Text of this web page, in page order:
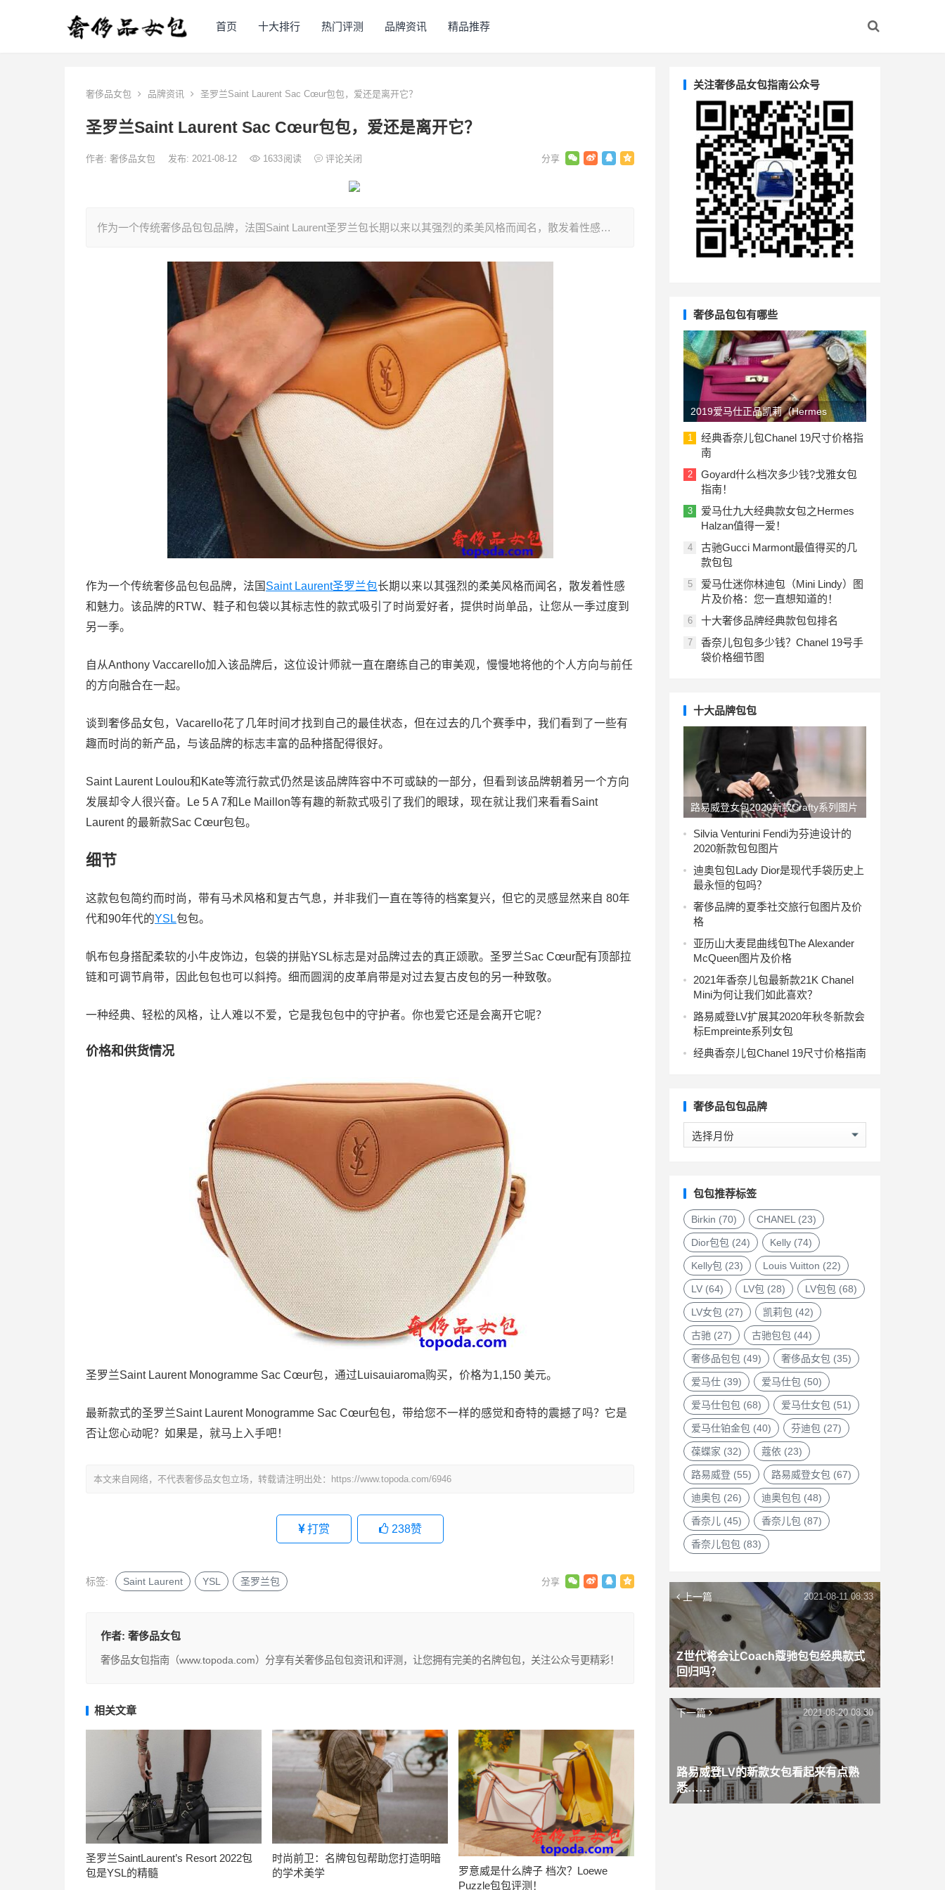
首页 十大排行 热门评测 品牌资讯 精品推荐
奢侈品女包 品牌资讯 圣罗兰Saint Laurent Sac Cœur包包，爱还是离开它？
圣罗兰Saint Laurent Sac Cœur包包，爱还是离开它？
作者: 奢侈品女包 发布: 2021-08-12 1633阅读 评论关闭
作为一个传统奢侈品包包品牌，法国Saint Laurent圣罗兰包长期以来以其强烈的柔美风格而闻名，散发着性感…
作为一个传统奢侈品包包品牌，法国 Saint Laurent圣罗兰包长期以来以其强烈的柔美风格而闻名，散发着性感
和魅力。该品牌的RTW、鞋子和包袋以其标志性的款式吸引了时尚爱好者，提供时尚单品，让您从一季过度到
另一季。
自从Anthony Vaccarello加入该品牌后，这位设计师就一直在磨练自己的审美观，慢慢地将他的个人方向与前任
的方向融合在一起。
谈到奢侈品女包，Vacarello花了几年时间才找到自己的最佳状态，但在过去的几个赛季中，我们看到了一些有
趣而时尚的新产品，与该品牌的标志丰富的品种搭配得很好。
Saint Laurent Loulou和Kate等流行款式仍然是该品牌阵容中不可或缺的一部分，但看到该品牌朝着另一个方向
发展却令人很兴奋。Le 5 A 7和Le Maillon等有趣的新款式吸引了我们的眼球，现在就让我们来看看Saint
Laurent 的最新款Sac Cœur包包。
细节
这款包包简约而时尚，带有马术风格和复古气息，并非我们一直在等待的档案复兴，但它的灵感显然来自 80年
代和90年代的YSL包包。
帆布包身搭配柔软的小牛皮饰边，包袋的拼贴YSL标志是对品牌过去的真正颂歌。圣罗兰Sac Cœur配有顶部拉
链和可调节肩带，因此包包也可以斜挎。细而圆润的皮革肩带是对过去复古皮包的另一种致敬。
一种经典、轻松的风格，让人难以不爱，它是我包包中的守护者。你也爱它还是会离开它呢？
价格和供货情况
圣罗兰Saint Laurent Monogramme Sac Cœur包，通过Luisauiaroma购买，价格为1,150 美元。
最新款式的圣罗兰Saint Laurent Monogramme Sac Cœur包包，带给您不一样的感觉和奇特的震撼了吗？它是
否让您心动呢？如果是，就马上入手吧！
本文来自网络，不代表奢侈品女包立场，转载请注明出处： https://www.topoda.com/6946
打赏 238赞
标签: Saint Laurent YSL 圣罗兰包
作者: 奢侈品女包
奢侈品女包指南（www.topoda.com）分享有关奢侈品包包资讯和评测，让您拥有完美的名牌包包，关注公众号更精彩！
相关文章
圣罗兰SaintLaurent’s Resort 2022包
包是YSL的精髓
时尚前卫：名牌包包帮助您打造明暗
的学术美学
罗意威是什么牌子 档次？Loewe
Puzzle包包评测！
关注奢侈品女包指南公众号
奢侈品包包有哪些
2019爱马仕正品凯莉（Hermes
Kelly）包包价格一览表：美国与欧洲
1
经典香奈儿包Chanel 19尺寸价格指
南
2
Goyard什么档次多少钱?戈雅女包
指南！
3
爱马仕九大经典款女包之Hermes
Halzan值得一爱！
4
古驰Gucci Marmont最值得买的几
款包包
5
爱马仕迷你林迪包（Mini Lindy）图
片及价格：您一直想知道的！
6 十大奢侈品牌经典款包包排名
7
香奈儿包包多少钱？Chanel 19号手
袋价格细节图
十大品牌包包
路易威登女包2020新款Crafty系列图片
价位
Silvia Venturini Fendi为芬迪设计的
2020新款包包图片
迪奥包包Lady Dior是现代手袋历史上
最永恒的包吗？
奢侈品牌的夏季社交旅行包图片及价
格
亚历山大麦昆曲线包The Alexander
McQueen图片及价格
2021年香奈儿包最新款21K Chanel
Mini为何让我们如此喜欢？
路易威登LV扩展其2020年秋冬新款会
标Empreinte系列女包
经典香奈儿包Chanel 19尺寸价格指南
奢侈品包包品牌
奢
侈
包
品
牌
包包推荐标签
Birkin (70) CHANEL(23)
Dior包包 (24) Kelly (74)
Kelly包 (23) Louis Vuitton (22)
LV (64) LV包 (28) LV包包 (68)
LV女包 (27) 凯莉包 (42)
古驰 (27) 古驰包包 (44)
奢侈品包包 (49) 奢侈品女包 (35)
爱马仕 (39) 爱马仕包 (50)
爱马仕包包 (68) 爱马仕女包 (51)
爱马仕铂金包 (40) 芬迪包 (27)
葆蝶家 (32) 蔻依 (23)
路易威登 (55) 路易威登女包 (67)
迪奥包 (26) 迪奥包包 (48)
香奈儿 (45) 香奈儿包 (87)
香奈儿包包 (83)
上一篇
Z世代将会让Coach蔻驰包包经典款式
回归吗？
2021-08-11 08:33
下一篇
路易威登LV的新款女包看起来有点熟
悉……
2021-08-20 08:30